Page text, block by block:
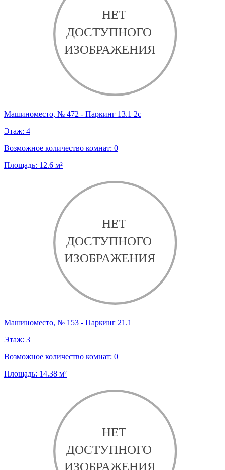
Машиноместо, № 472 - Паркинг 13.1 2с
Этаж: 4
Возможное количество комнат: 0
Площадь: 12.6 м²
Машиноместо, № 153 - Паркинг 21.1
Этаж: 3
Возможное количество комнат: 0
Площадь: 14.38 м²